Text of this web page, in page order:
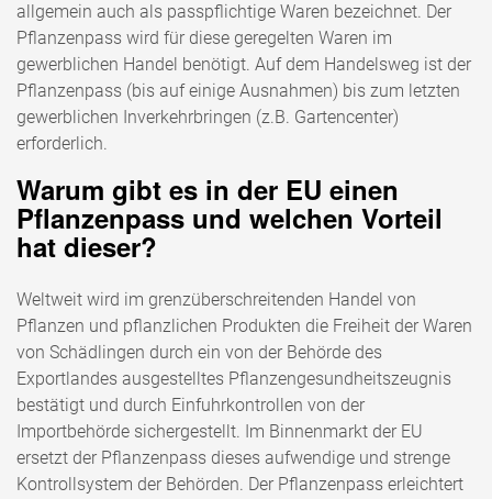
allgemein auch als passpflichtige Waren bezeichnet. Der
Pflanzenpass wird für diese geregelten Waren im
gewerblichen Handel benötigt. Auf dem Handelsweg ist der
Pflanzenpass (bis auf einige Ausnahmen) bis zum letzten
gewerblichen Inverkehrbringen (z.B. Gartencenter)
erforderlich.
Warum gibt es in der EU einen
Pflanzenpass und welchen Vorteil
hat dieser?
Weltweit wird im grenzüberschreitenden Handel von
Pflanzen und pflanzlichen Produkten die Freiheit der Waren
von Schädlingen durch ein von der Behörde des
Exportlandes ausgestelltes Pflanzengesundheitszeugnis
bestätigt und durch Einfuhrkontrollen von der
Importbehörde sichergestellt. Im Binnenmarkt der EU
ersetzt der Pflanzenpass dieses aufwendige und strenge
Kontrollsystem der Behörden. Der Pflanzenpass erleichtert